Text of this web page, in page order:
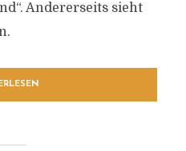
Andererseits sieht